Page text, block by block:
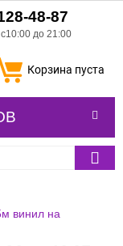
48-87
до 21:00
Корзина пуста
винил на